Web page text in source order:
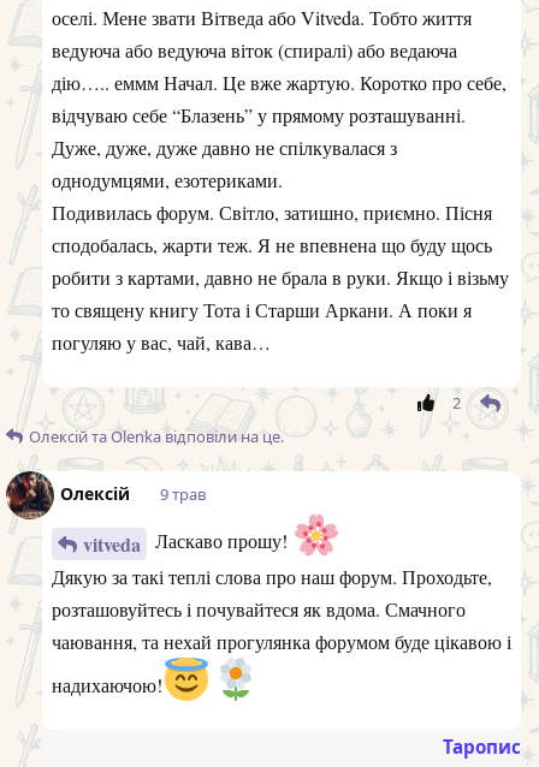
оселі. Мене звати Вітведа або Vitveda. Тобто життя
ведуюча або ведуюча віток (спиралі) або ведаюча
дію….. еммм Начал. Це вже жартую. Коротко про себе,
відчуваю себе “Блазень” у прямому розташуванні.
Дуже, дуже, дуже давно не спілкувалася з
однодумцями, езотериками.
Подивилась форум. Світло, затишно, приємно. Пісня
сподобалась, жарти теж. Я не впевнена що буду щось
робити з картами, давно не брала в руки. Якщо і візьму
то священу книгу Тота і Старши Аркани. А поки я
погуляю у вас, чай, кава…
2
ОлексійтаOlenkaвідповіли на це.
Олексій 9 трав
vitveda Ласкаво прошу!
Дякую за такі теплі слова про наш форум. Проходьте,
розташовуйтесь і почувайтеся як вдома. Смачного
чаювання, та нехай прогулянка форумом буде цікавою і
надихаючою!
Таропис